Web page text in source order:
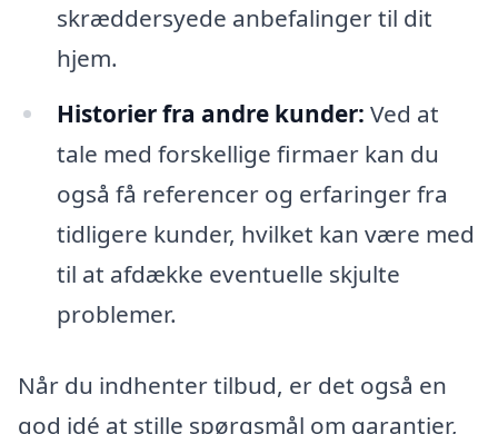
skræddersyede anbefalinger til dit
hjem.
Historier fra andre kunder: Ved at
tale med forskellige firmaer kan du
også få referencer og erfaringer fra
tidligere kunder, hvilket kan være med
til at afdække eventuelle skjulte
problemer.
Når du indhenter tilbud, er det også en
god idé at stille spørgsmål om garantier,